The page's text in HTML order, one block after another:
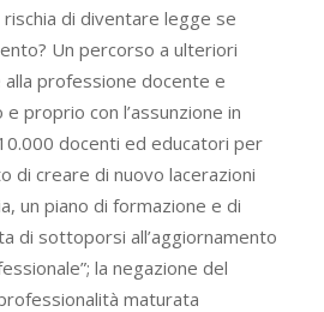
di diventare legge se
Un percorso a ulteriori
professione docente e
proprio con l’assunzione in
docenti ed educatori per
di creare di nuovo lacerazioni
un piano di formazione e di
di sottoporsi all’aggiornamento
la negazione del
maturata